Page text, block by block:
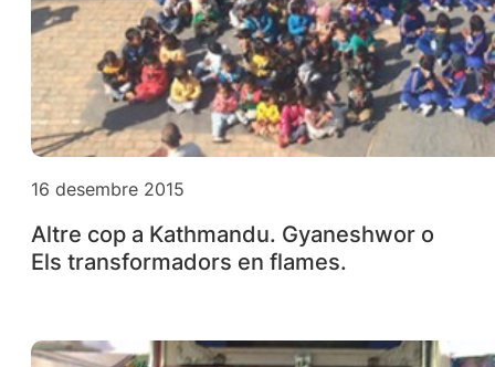
16 desembre 2015
Altre cop a Kathmandu. Gyaneshwor o
Els transformadors en flames.